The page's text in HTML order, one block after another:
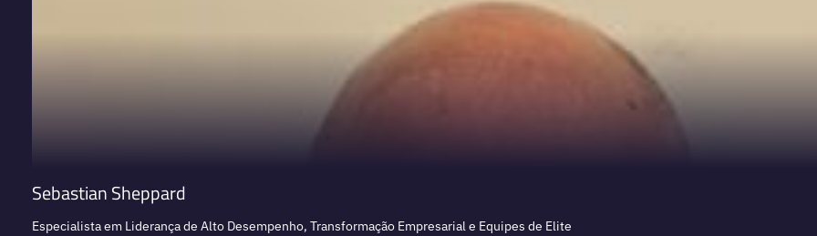
Sebastian Sheppard
Especialista em Liderança de Alto Desempenho, Transformação Empresarial e Equipes de Elite